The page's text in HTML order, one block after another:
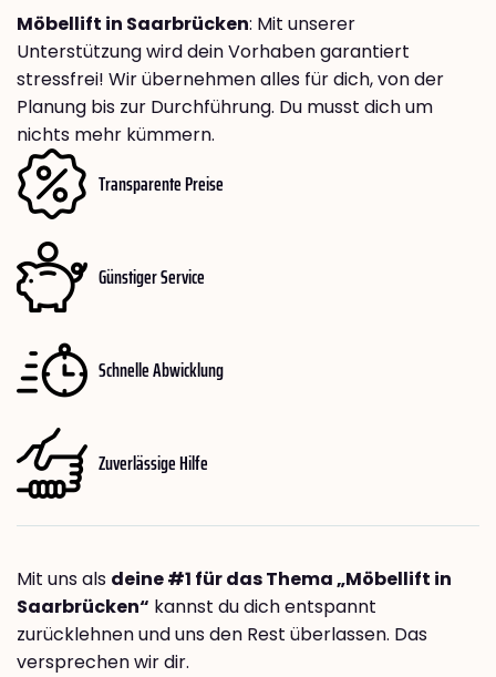
Möbellift in Saarbrücken: Mit unserer
Unterstützung wird dein Vorhaben garantiert
stressfrei! Wir übernehmen alles für dich, von der
Planung bis zur Durchführung. Du musst dich um
nichts mehr kümmern.
Transparente Preise
Günstiger Service
Schnelle Abwicklung
Zuverlässige Hilfe
Mit uns als deine #1 für das Thema „Möbellift in
Saarbrücken“ kannst du dich entspannt
zurücklehnen und uns den Rest überlassen. Das
versprechen wir dir.